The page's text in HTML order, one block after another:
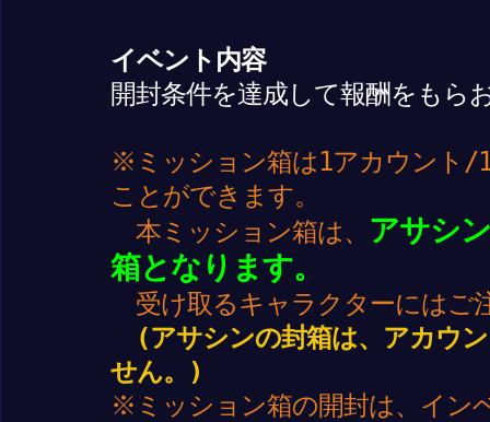
イベント内容
開封条件を達成して報酬をもら
※ミッション箱は1アカウント/
ことができます。
本ミッション箱は、 アサシ
箱となります。
受け取るキャラクターにはご
(アサシンの封箱は、アカウ
せん。)
※ミッション箱の開封は、イン